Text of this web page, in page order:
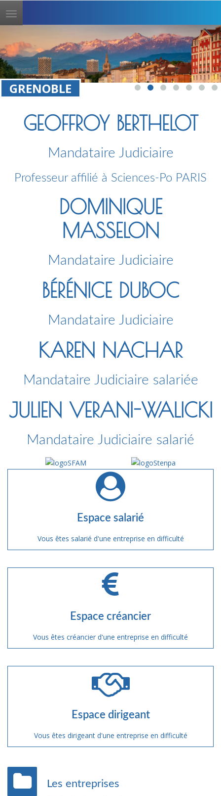
Toggle
navigation
GRENOBLE
GEOFFROY BERTHELOT
Mandataire Judiciaire
Professeur affilié à Sciences-Po PARIS
DOMINIQUE
MASSELON
Mandataire Judiciaire
BÉRÉNICE DUBOC
Mandataire Judiciaire
KAREN NACHAR
Mandataire Judiciaire salariée
JULIEN VERANI-WALICKI
Mandataire Judiciaire salarié
Espace salarié
Vous êtes salarié d'une entreprise en difficulté
Espace créancier
Vous êtes créancier d'une entreprise en difficulté
Espace dirigeant
Vous êtes dirigeant d'une entreprise en difficulté
Les entreprises